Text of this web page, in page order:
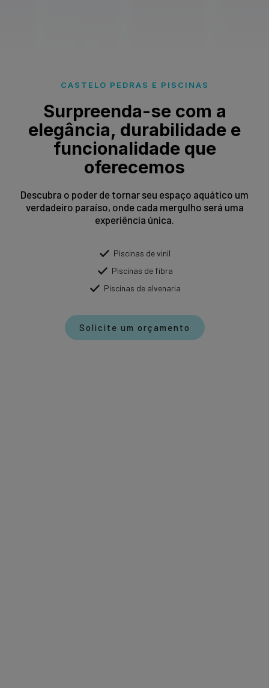
CASTELO PEDRAS E PISCINAS
Surpreenda-se com a
elegância, durabilidade e
funcionalidade que
oferecemos
Descubra o poder de tornar seu espaço aquático um
verdadeiro paraíso, onde cada mergulho será uma
experiência única.
Piscinas de vinil
Piscinas de fibra
Piscinas de alvenaria
Solicite um orçamento